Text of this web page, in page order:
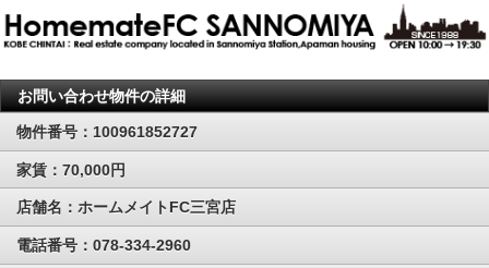
お問い合わせ物件の詳細
物件番号：100961852727
家賃：70,000円
店舗名：ホームメイトFC三宮店
電話番号：078-334-2960